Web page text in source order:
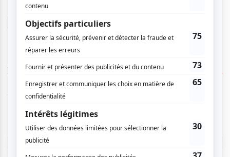
Barre/Oblique
AUCUN COMMENTAIRE
Vous devez être connecté pour
donner un avis.